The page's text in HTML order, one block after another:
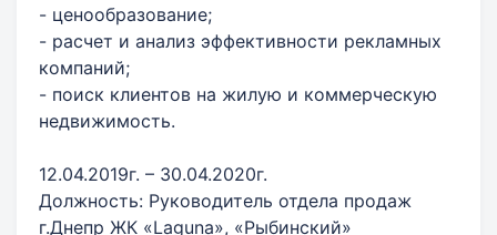
- ценообразование;
- расчет и анализ эффективности рекламных
компаний;
- поиск клиентов на жилую и коммерческую
недвижимость.
12.04.2019г. – 30.04.2020г.
Должность: Руководитель отдела продаж
г.Днепр ЖК «Laguna», «Рыбинский»